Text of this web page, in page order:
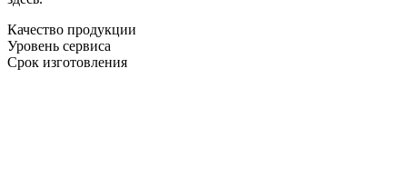
Качество продукции
Уровень сервиса
Срок изготовления